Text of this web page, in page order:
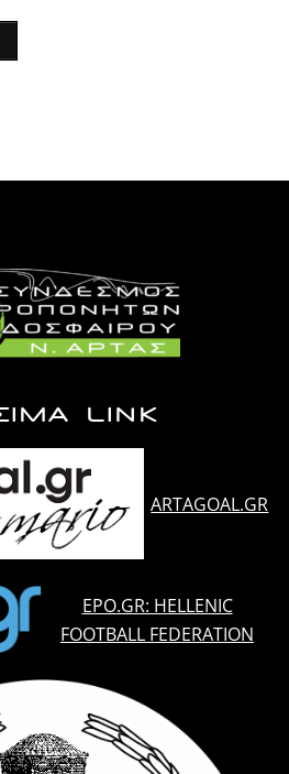
LINK
ARTAGOAL.GR
EPO.GR: HELLENIC
FOOTBALL FEDERATION